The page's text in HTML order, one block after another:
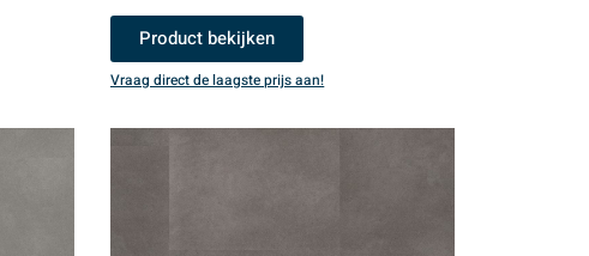
Product bekijken
Vraag direct de laagste prijs aan!